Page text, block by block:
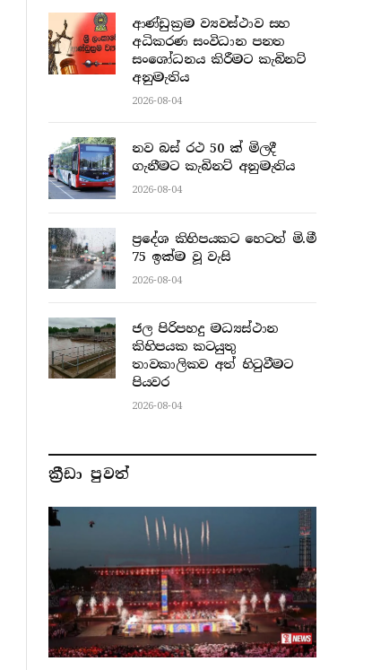
ආණ්ඩුක්‍රම ව්‍යවස්ථාව සහ
අධිකරණ සංවිධාන පනත
සංශෝධනය කිරීමට කැබිනට්
අනුමැතිය
2026-08-04
නව බස් රථ 50 ක් මිලදී
ගැනීමට කැබිනට් අනුමැතිය
2026-08-04
ප්‍රදේශ කිහිපයකට හෙටත් මි.මී
75 ඉක්ම වූ වැසි
2026-08-04
ජල පිරිපහදු මධ්‍යස්ථාන
කිහිපයක කටයුතු
තාවකාලිකව අත් හිටුවීමට
පියවර
2026-08-04
ක්‍රීඩා පුවත්